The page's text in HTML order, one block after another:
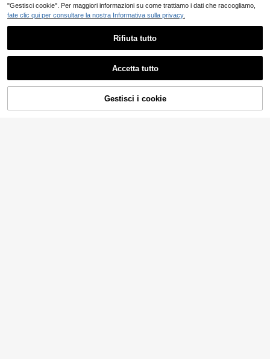
AGGIUNGI AL CARRELLO
"Gestisci cookie". Per maggiori informazioni su come trattiamo i dati che raccogliamo,
fate clic qui per consultare la nostra Informativa sulla privacy.
Rifiuta tutto
Accetta tutto
Gestisci i cookie